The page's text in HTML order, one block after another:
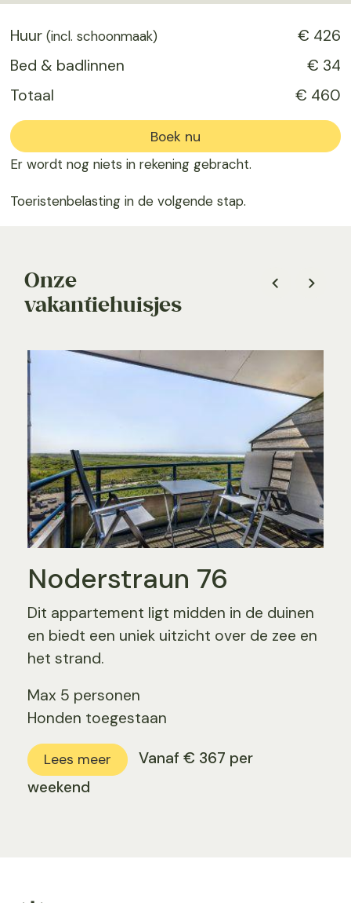
Huur (incl. schoonmaak)
€ 426
Bed & badlinnen
€ 34
Totaal
€ 460
Boek nu
Er wordt nog niets in rekening gebracht.
Toeristenbelasting in de volgende stap.
Onze
vakantiehuisjes
Noderstraun 76
Dit appartement ligt midden in de duinen
en biedt een uniek uitzicht over de zee en
het strand.
Max 5 personen
Honden toegestaan
Lees meer
Vanaf € 367 per
weekend